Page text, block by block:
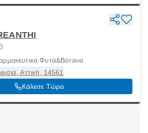
Φυτά&Βότανα
Αττική, 14561
Κάλεσε Τώρα